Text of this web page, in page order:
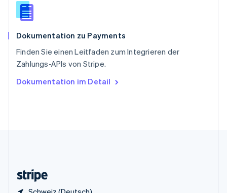
Dokumentation zu Payments
Finden Sie einen Leitfaden zum Integrieren der
Zahlungs-APIs von Stripe.
Dokumentation im Detail
English
Spanien
Thailand
Tschechische Republik
English
English